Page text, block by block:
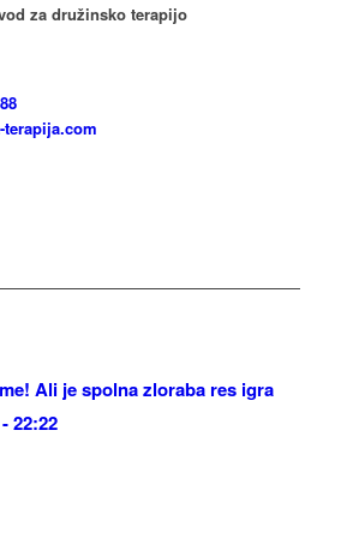
za družinsko terapijo
Ali je spolna zloraba res igra
22:22